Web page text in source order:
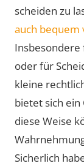
scheiden zu
auch bequem
Insbesondere
oder für
kleine
bietet sich ein
diese Weise
Sicherlich